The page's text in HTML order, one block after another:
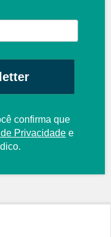
confirma que
Privacidade e